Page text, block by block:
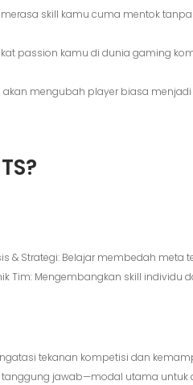
skill kamu cuma mentok
passion kamu di dunia gaming
mengubah player biasa menjadi
& Strategi: Belajar membedah meta
Tim: Mengembangkan skill individu
tekanan kompetisi dan
tanggung jawab—modal utama untuk